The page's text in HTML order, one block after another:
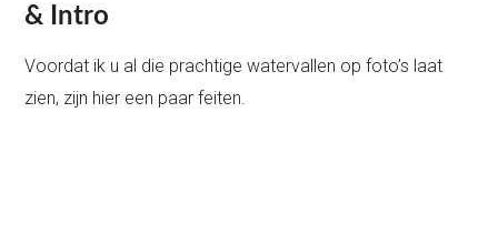
& Intro
Voordat ik u al die prachtige watervallen op foto’s laat
zien, zijn hier een paar feiten.